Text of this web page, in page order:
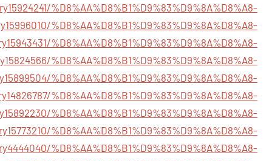
%D8%AA%D8%B1%D9%83%D9%8A%D8%A8-
%D8%AA%D8%B1%D9%83%D9%8A%D8%A8-
%D8%AA%D8%B1%D9%83%D9%8A%D8%A8-
%D8%AA%D8%B1%D9%83%D9%8A%D8%A8-
%D8%AA%D8%B1%D9%83%D9%8A%D8%A8-
%D8%AA%D8%B1%D9%83%D9%8A%D8%A8-
%D8%AA%D8%B1%D9%83%D9%8A%D8%A8-
%D8%AA%D8%B1%D9%83%D9%8A%D8%A8-
%D8%AA%D8%B1%D9%83%D9%8A%D8%A8-